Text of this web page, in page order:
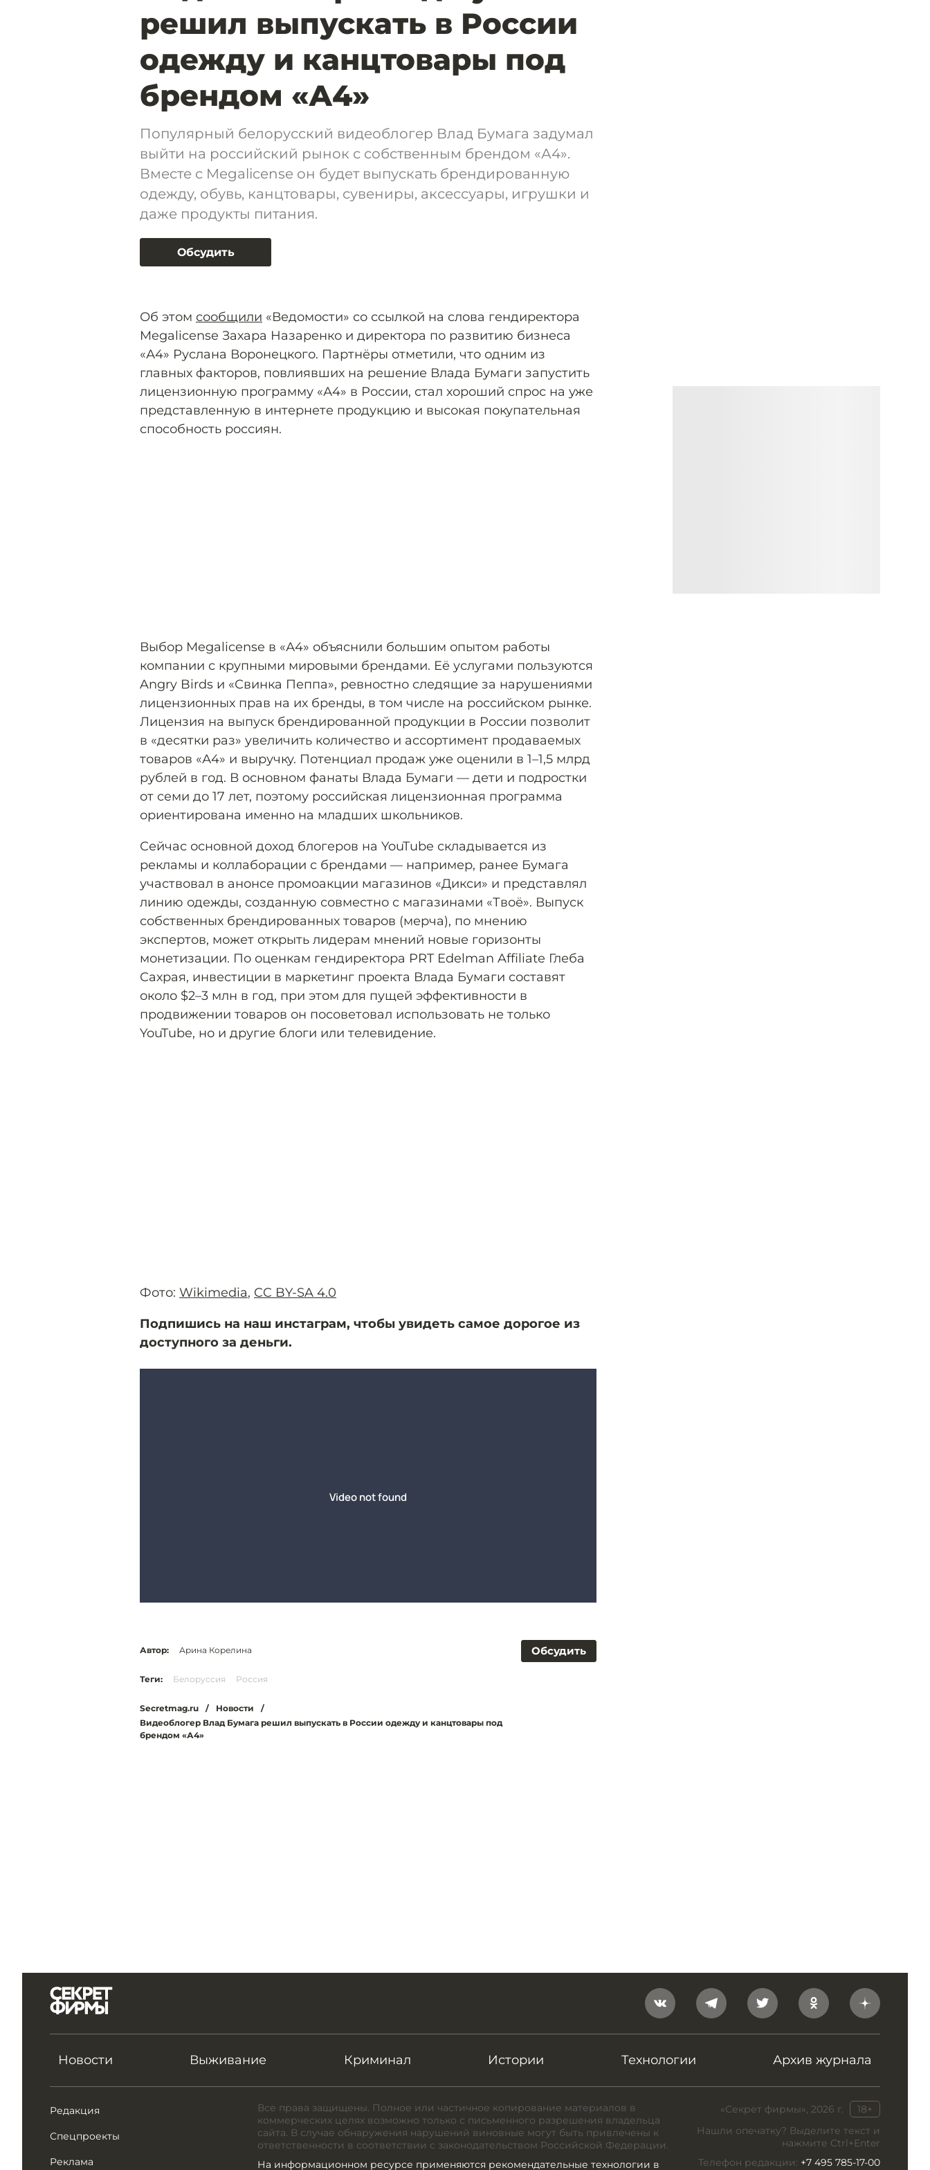
решил выпускать в России
одежду и канцтовары под
брендом «А4»
Популярный белорусский видеоблогер Влад Бумага задумал
выйти на российский рынок с собственным брендом «А4».
Вместе с Megalicense он будет выпускать брендированную
одежду, обувь, канцтовары, сувениры, аксессуары, игрушки и
даже продукты питания.
Обсудить
Об этом сообщили «Ведомости» со ссылкой на слова гендиректора
Megalicense Захара Назаренко и директора по развитию бизнеса
«А4» Руслана Воронецкого. Партнёры отметили, что одним из
главных факторов, повлиявших на решение Влада Бумаги запустить
лицензионную программу «А4» в России, стал хороший спрос на уже
представленную в интернете продукцию и высокая покупательная
способность россиян.
Выбор Megalicense в «А4» объяснили большим опытом работы
компании с крупными мировыми брендами. Её услугами пользуются
Angry Birds и «Свинка Пеппа», ревностно следящие за нарушениями
лицензионных прав на их бренды, в том числе на российском рынке.
Лицензия на выпуск брендированной продукции в России позволит
в «десятки раз» увеличить количество и ассортимент продаваемых
товаров «А4» и выручку. Потенциал продаж уже оценили в 1–1,5 млрд
рублей в год. В основном фанаты Влада Бумаги — дети и подростки
от семи до 17 лет, поэтому российская лицензионная программа
ориентирована именно на младших школьников.
Сейчас основной доход блогеров на YouTube складывается из
рекламы и коллаборации с брендами — например, ранее Бумага
участвовал в анонсе промоакции магазинов «Дикси» и представлял
линию одежды, созданную совместно с магазинами «Твоё». Выпуск
собственных брендированных товаров (мерча), по мнению
экспертов, может открыть лидерам мнений новые горизонты
монетизации. По оценкам гендиректора PRT Edelman Affiliate Глеба
Сахрая, инвестиции в маркетинг проекта Влада Бумаги составят
около $2–3 млн в год, при этом для пущей эффективности в
продвижении товаров он посоветовал использовать не только
YouTube, но и другие блоги или телевидение.
Фото: Wikimedia, CC BY-SA 4.0
Подпишись на наш инстаграм, чтобы увидеть самое дорогое из
доступного за деньги.
Обсудить
Автор: Арина Корелина
Теги: Белоруссия Россия
Secretmag.ru / Новости
/
Видеоблогер Влад Бумага решил выпускать в России одежду и канцтовары под
брендом «А4»
Новости Выживание Криминал Истории Технологии Архив журнала
Редакция
Спецпроекты
Реклама
«Секрет фирмы», 2026 г.
18+
Нашли опечатку? Выделите текст и
нажмите Ctrl+Enter
Телефон редакции: +7 495 785-17-00
Все права защищены. Полное или частичное копирование материалов в
коммерческих целях возможно только с письменного разрешения владельца
сайта. В случае обнаружения нарушений виновные могут быть привлечены к
ответственности в соответствии с законодательством Российской Федерации.
На информационном ресурсе применяются рекомендательные технологии в